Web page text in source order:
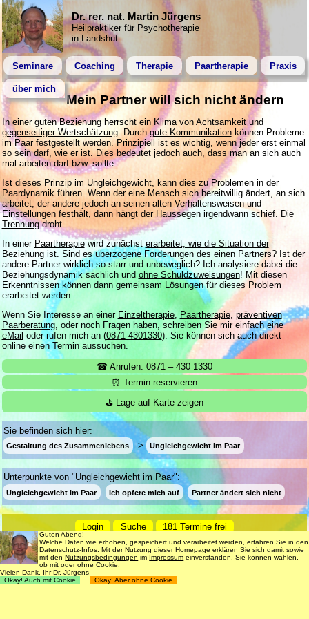
Dr. rer. nat. Martin Jürgens
Heilpraktiker für Psychotherapie
in Landshut
Seminare Coaching Therapie Paartherapie Praxis
über mich
Mein Partner will sich nicht ändern
In einer guten Beziehung herrscht ein Klima von Achtsamkeit und
gegenseitiger Wertschätzung. Durchgute Kommunikationkönnen Probleme
im Paar festgestellt werden. Prinzipiell ist es wichtig, wenn jeder erst einmal
so sein darf, wie er ist. Dies bedeutet jedoch auch, dass man an sich auch
mal arbeiten darf bzw. sollte.
Ist dieses Prinzip im Ungleichgewicht, kann dies zu Problemen in der
Paardynamik führen. Wenn der eine Mensch sich bereitwillig ändert, an sich
arbeitet, der andere jedoch an seinen alten Verhaltensweisen und
Einstellungen festhält, dann hängt der Haussegen irgendwann schief. Die
Trennungdroht.
In einer Paartherapiewird zunächst erarbeitet, wie die Situation der
Beziehung ist. Sind es überzogene Forderungen des einen Partners? Ist der
andere Partner wirklich so starr und unbeweglich? Ich analysiere dabei die
Beziehungsdynamik sachlich und ohne Schuldzuweisungen! Mit diesen
Erkenntnissen können dann gemeinsam
Lösungen für dieses Problem
erarbeitet werden.
Wenn Sie Interesse an einer Einzeltherapie, Paartherapie, präventiven
Paarberatung, oder noch Fragen haben, schreiben Sie mir einfach eine
eMail oder rufen mich an (0871-4301330). Sie können sich auch direkt
online einen Termin aussuchen.
☎ Anrufen: 0871 – 430 1330
⏰ Termin reservieren
⛳ Lage auf Karte zeigen
Sie befinden sich hier:
Gestaltung des Zusammenlebens Ungleichgewicht im Paar
Unterpunkte von "Ungleichgewicht im Paar":
Ungleichgewicht im Paar Ich opfere mich auf Partner ändert sich nicht
Login Suche
181 Termine frei
Datenschutz
Impressum Nutzungsbedingungen
© 1998 - 2018Dr. rer. nat. Martin Jürgens
Guten Abend!
Welche Daten wie erhoben, gespeichert und verarbeitet werden, erfahren Sie in den
Datenschutz-Infos . Mit der Nutzung dieser Homepage erklären Sie sich damit sowie
mit denNutzungsbedingungen im Impressum einverstanden. Sie können wählen,
ob mit oder ohne Cookie.
Vielen Dank, Ihr Dr. Jürgens
Okay! Auch mit Cookie
Okay! Aber ohne Cookie